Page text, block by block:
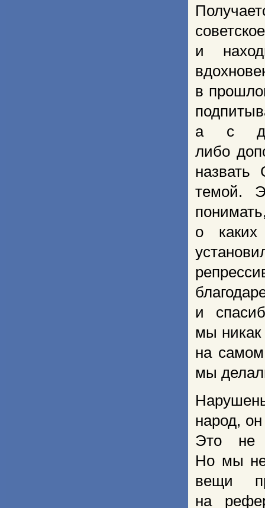
и
в
а с
либо
назвать
темой.
о каких
и
мы никак
на
мы
народ,
Это не
Но мы не
вещи
на